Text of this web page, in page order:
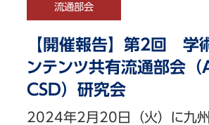
流通部会
【開催報告】第2回 学
ンテンツ共有流通部会（
CSD）研究会
2024年2月20日（火）に九